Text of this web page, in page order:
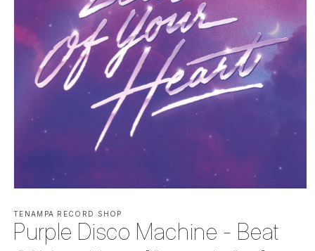
multimedia
1
en
TENAMPA RECORD SHOP
Purple Disco Machine - Beat